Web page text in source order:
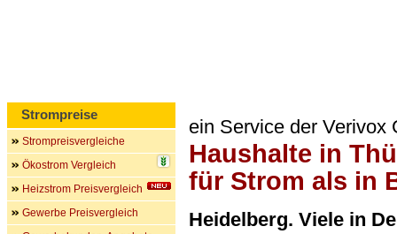
ein Service der Verivox
Haushalte in
für Strom als in
Heidelberg. Viele in
Strompreise
Strompreisvergleiche
Ökostrom Vergleich
Heizstrom Preisvergleich
Gewerbe Preisvergleich